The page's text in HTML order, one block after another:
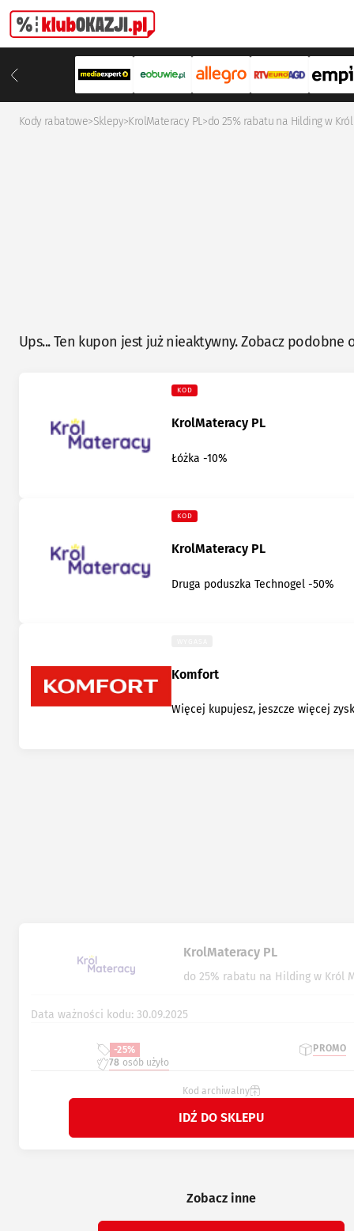
Kody rabatowe>Sklepy>KrolMateracy PL>do 25% rabatu na Hilding w
Ups... Ten kupon jest już nieaktywny. Zobacz podobne
KOD
KrolMateracy PL
Łóżka -10%
KOD
KrolMateracy PL
Druga poduszka Technogel -50%
Komfort
Więcej kupujesz, jeszcze więcej
KrolMateracy PL
do 25% rabatu na Hilding w Król
Data ważności kodu: 30.09.2025
-25%
78 osób użyło
PROMO
Kod archiwalny
IDŹ DO SKLEPU
Zobacz inne